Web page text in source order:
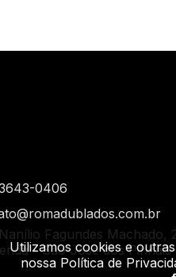
0406
Fagundes Machado,
- São José dos Pinhais
Utilizamos cookies e
nossa Política de